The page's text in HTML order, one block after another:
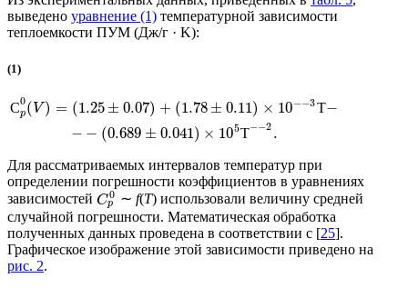
выведено уравнение (1) температурной зависимости
теплоемкости ПУМ (Дж/г · K):
(1)
С0
p(V ) = (1.25 ± 0.07) + (1.78 ± 0.11) × 10−−3Т−
− − (0.689 ± 0.041) × 105Т−−2 .
Для рассматриваемых интервалов температур при
определении погрешности коэффициентов в уравнениях
зависимостей C0
p ∼ f(T) использовали величину средней
случайной погрешности. Математическая обработка
полученных данных проведена в соответствии с [25].
Графическое изображение этой зависимости приведено на
рис. 2.